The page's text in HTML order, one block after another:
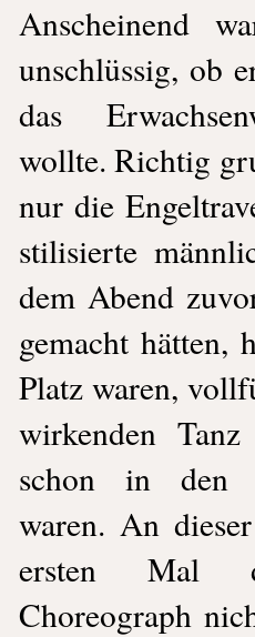
Anscheinend
unschlüssig, ob
das
wollte. Richtig
nur die
stilisierte
dem Abend
gemacht
Platz waren,
wirkenden
schon in den
waren. An
ersten Mal
Choreograph